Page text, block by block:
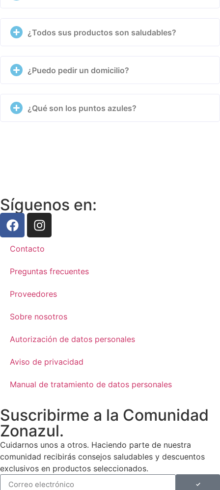
¿Todos sus productos son saludables?
¿Puedo pedir un domicilio?
¿Qué son los puntos azules?
Síguenos en:
Contacto
Preguntas frecuentes
Proveedores
Sobre nosotros
Autorización de datos personales
Aviso de privacidad
Manual de tratamiento de datos personales
Suscribirme a la Comunidad
Zonazul.
Cuidarnos unos a otros. Haciendo parte de nuestra
comunidad recibirás consejos saludables y descuentos
exclusivos en productos seleccionados.